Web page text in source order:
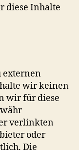
diese Inhalte
externen
wir keinen
wir für diese
verlinkten
oder
Die